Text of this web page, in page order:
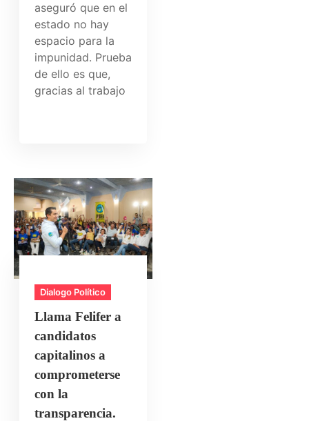
aseguró que en el
estado no hay
espacio para la
impunidad. Prueba
de ello es que,
gracias al trabajo
Dialogo Político
Llama Felifer a
candidatos
capitalinos a
comprometerse
con la
transparencia.